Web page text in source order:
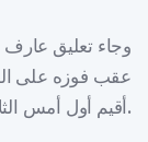
وجاء تعليق عارف
أقيم أول أمس الثلاثاء.